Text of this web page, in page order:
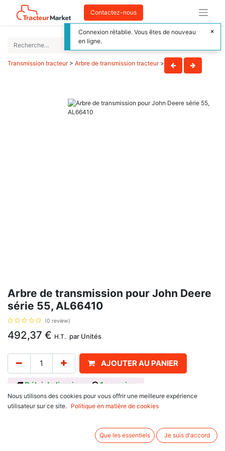
Contactez-nous
Transmission tracteur> Arbre de transmission tracteur>
Arbre de transmission pour John Deere
série 55, AL66410
(0 review)
492,37 € H.T. par Unités
AJOUTER AU PANIER
Délai de livraison : 1 semaine
Avec 29 et 14 cannelures, avec pour référence d'origine AL66410, pour
série 50 : 2150, 2250, 2350, 2550, 2750, 2950, 3150,
série 40 : 2140, 3040, 3140,
Nous utilisons des cookies pour vous offrir une meilleure expérience
utilisateur sur ce site.
Politique en matière de cookies
Que les essentiels Je suis d'accord
Connexion rétablie. Vous êtes de nouveau
en ligne.